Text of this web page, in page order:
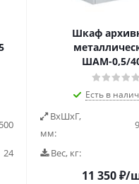
24
Шкаф
ШАМ-0,5/
Есть в
ВxШxГ,
мм:
Вес, кг:
11 350₽/